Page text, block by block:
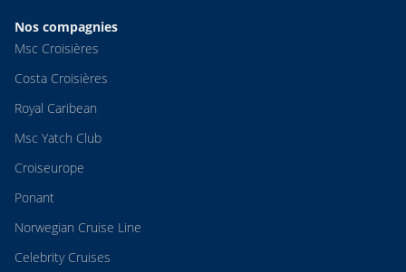
Nos compagnies
Msc Croisières
Costa Croisières
Royal Caribean
Msc Yatch Club
Croiseurope
Ponant
Norwegian Cruise Line
Celebrity Cruises